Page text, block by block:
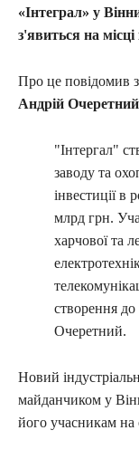
«Інтеграл» у
з'явиться на
Про це повідомив
Андрій Очеретний
"Інтергал"
заводу та
інвестиції в
млрд грн.
харчової та
створення
Очеретний.
Новий
майданчиком у
його учасникам на